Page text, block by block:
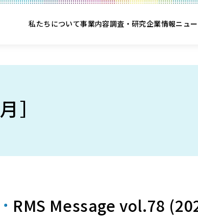
私たちについて事業内容調査・研究企業情報ニュ
］
RMS Message vol.78